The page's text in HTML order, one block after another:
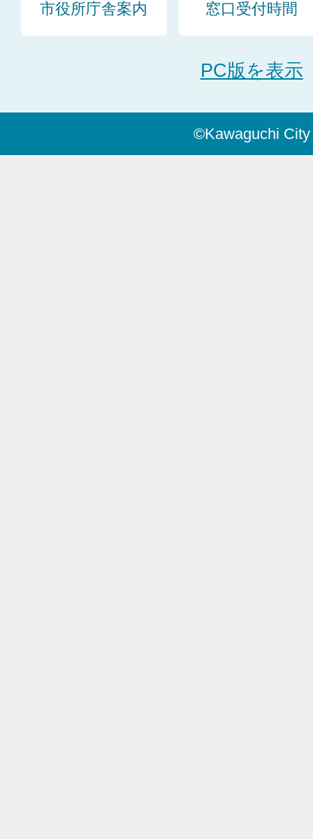
市役所庁舎案内 窓口受付時間
PC版を表示
©Kawaguchi City